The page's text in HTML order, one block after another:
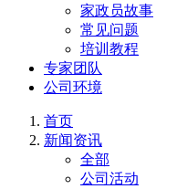
家政员故事
常见问题
培训教程
专家团队
公司环境
首页
新闻资讯
全部
公司活动